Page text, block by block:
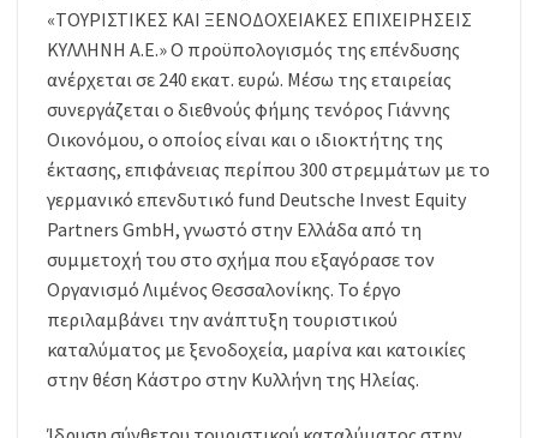
«TΟΥΡΙΣΤΙΚΕΣ ΚΑΙ ΞΕΝΟΔΟΧΕΙΑΚΕΣ ΕΠΙΧΕΙΡΗΣΕΙΣ
ΚΥΛΛΗΝΗ Α.Ε.» Ο προϋπολογισμός της επένδυσης
ανέρχεται σε 240 εκατ. ευρώ. Μέσω της εταιρείας
συνεργάζεται ο διεθνούς φήμης τενόρος Γιάννης
Οικονόμου, ο οποίος είναι και ο ιδιοκτήτης της
έκτασης, επιφάνειας περίπου 300 στρεμμάτων με το
γερμανικό επενδυτικό fund Deutsche Invest Equity
Partners GmbH, γνωστό στην Ελλάδα από τη
συμμετοχή του στο σχήμα που εξαγόρασε τον
Οργανισμό Λιμένος Θεσσαλονίκης. Το έργο
περιλαμβάνει την ανάπτυξη τουριστικού
καταλύματος με ξενοδοχεία, μαρίνα και κατοικίες
στην θέση Κάστρο στην Κυλλήνη της Ηλείας.